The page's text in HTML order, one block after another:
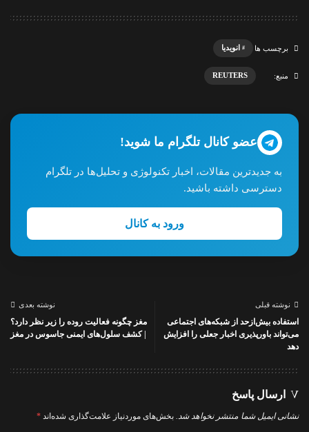
برچسب ها انویدیا
منبع: REUTERS
عضو کانال تلگرام ما شوید!
به جدیدترین مقالات، اخبار تکنولوژی و تحلیل‌ها در تلگرام
دسترسی داشته باشید.
ورود به کانال
نوشته قبلی
استفاده بیش‌ازحد از شبکه‌های اجتماعی
می‌تواند باورپذیری اخبار جعلی را افزایش
دهد
نوشته بعدی
مغز چگونه فعالیت روده را زیر نظر دارد؟
| کشف سلول‌های ایمنی جاسوس در مغز
ارسال پاسخ
نشانی ایمیل شما منتشر نخواهد شد. بخش‌های موردنیاز علامت‌گذاری شده‌اند *